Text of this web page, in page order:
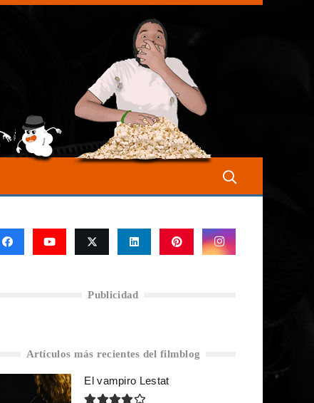
Publicidad
Artículos más recientes del filmblog
El vampiro Lestat